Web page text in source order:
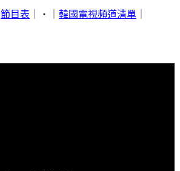
節目表 ｜‧｜ 韓國電視頻道清單｜